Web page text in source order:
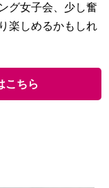
グ女子会、少し奮
楽しめるかもしれ
こちら